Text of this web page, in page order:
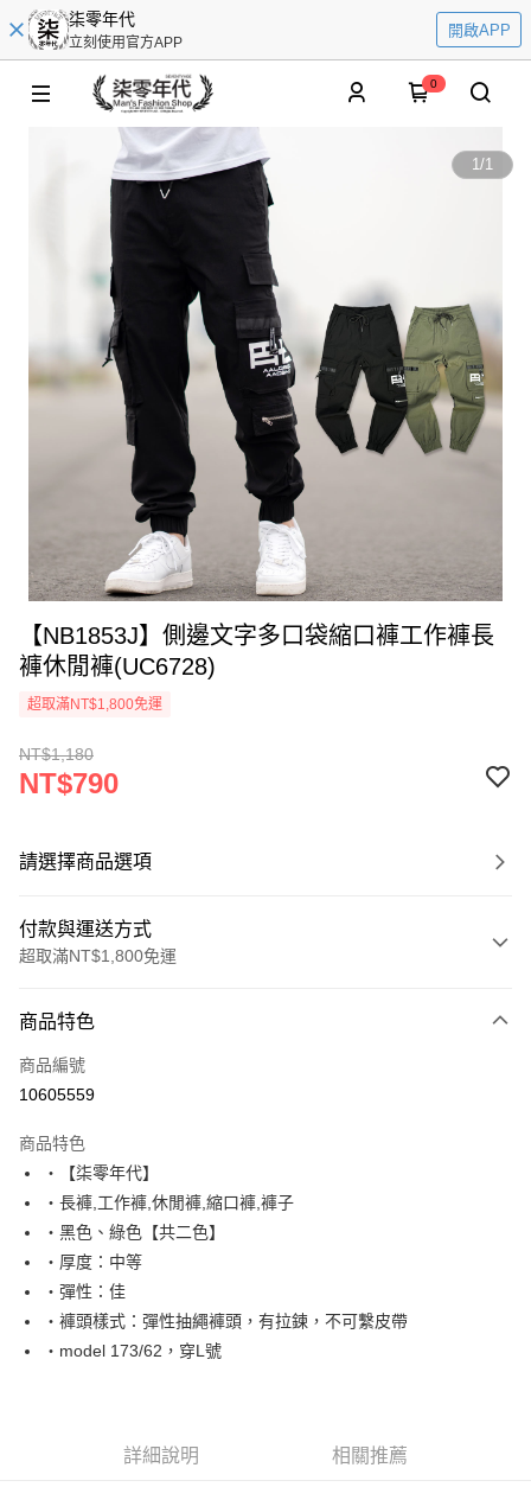
柒零年代
立刻使用官方APP
開啟APP
0
1/1
【NB1853J】側邊文字多口袋縮口褲工作褲長
褲休閒褲(UC6728)
超取滿NT$1,800免運
NT$1,180
NT$790
請選擇商品選項
付款與運送方式
超取滿NT$1,800免運
信用卡一次付款
超商取貨付款
Apple Pay
街口支付
悠遊付
Google Pay
AFTEE先享後付
１．簡單：不需註冊會員、不需綁卡、不需儲值。
商品特色
商品編號
10605559
商品特色
‧【柒零年代】
‧長褲,工作褲,休閒褲,縮口褲,褲子
‧黑色、綠色【共二色】
‧厚度：中等
‧彈性：佳
‧褲頭樣式：彈性抽繩褲頭，有拉鍊，不可繫皮帶
‧model 173/62，穿L號
詳細說明 相關推薦